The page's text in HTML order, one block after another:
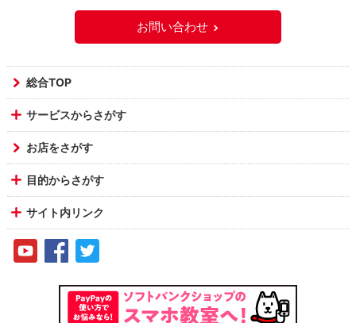
お問い合わせ
総合TOP
サービスからさがす
お店をさがす
目的からさがす
サイト内リンク